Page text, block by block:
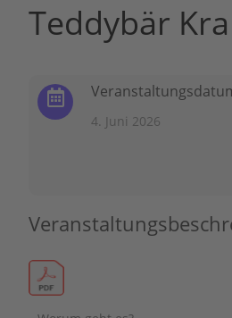
Teddybär
4. Juni 2026